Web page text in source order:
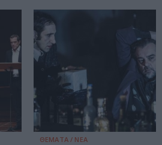
ΘΕΜΑΤΑ / ΝΕΑ